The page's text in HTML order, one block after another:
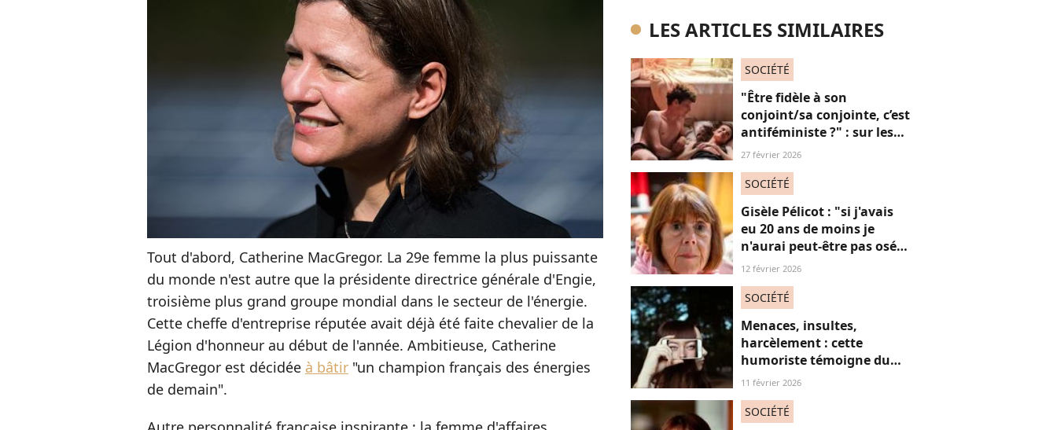
Tout d'abord, Catherine MacGregor. La 29e femme la plus puissante
du monde n'est autre que la présidente directrice générale d'Engie,
troisième plus grand groupe mondial dans le secteur de l'énergie.
Cette cheffe d'entreprise réputée avait déjà été faite chevalier de la
Légion d'honneur au début de l'année. Ambitieuse, Catherine
MacGregor est décidée à bâtir "un champion français des énergies
de demain".
LES ARTICLES SIMILAIRES
SOCIÉTÉ
"Être fidèle à son
conjoint/sa conjointe, c’est
antiféministe ?" : sur les
réseaux sociaux, cette
27 février 2026
SOCIÉTÉ
Gisèle Pélicot : "si j'avais
eu 20 ans de moins je
n'aurai peut-être pas osé
refuser le huis-clos"
12 février 2026
SOCIÉTÉ
Menaces, insultes,
harcèlement : cette
humoriste témoigne du
sort des femmes sur les
11 février 2026
SOCIÉTÉ